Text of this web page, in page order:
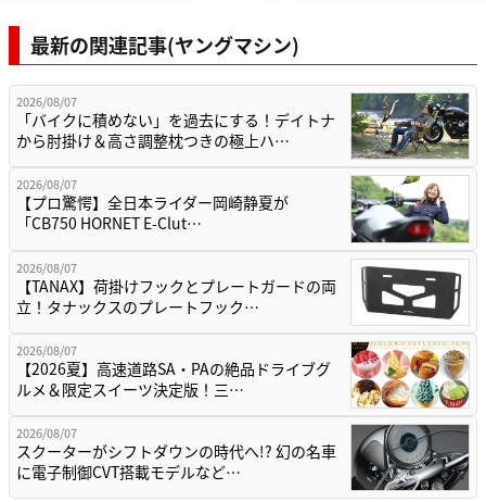
最新の関連記事(ヤングマシン)
2026/08/07
「バイクに積めない」を過去にする！デイトナ
から肘掛け＆高さ調整枕つきの極上ハ…
2026/08/07
【プロ驚愕】全日本ライダー岡崎静夏が
「CB750 HORNET E-Clut…
2026/08/07
【TANAX】荷掛けフックとプレートガードの両
立！タナックスのプレートフック…
2026/08/07
【2026夏】高速道路SA・PAの絶品ドライブグ
ルメ＆限定スイーツ決定版！三…
2026/08/07
スクーターがシフトダウンの時代へ!? 幻の名車
に電子制御CVT搭載モデルなど…